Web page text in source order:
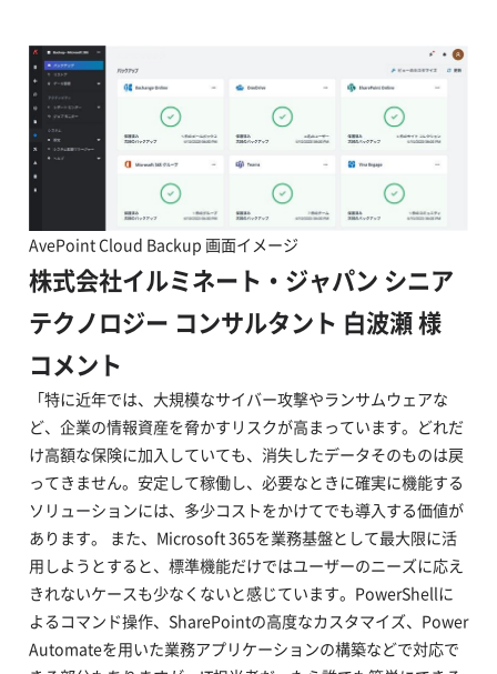
AvePoint Cloud Backup 画面イメージ
株式会社イルミネート・ジャパン シニア
テクノロジー コンサルタント 白波瀬 様
コメント
「特に近年では、大規模なサイバー攻撃やランサムウェアな
ど、企業の情報資産を脅かすリスクが高まっています。どれだ
け高額な保険に加入していても、消失したデータそのものは戻
ってきません。安定して稼働し、必要なときに確実に機能する
ソリューションには、多少コストをかけてでも導入する価値が
あります。 また、Microsoft 365を業務基盤として最大限に活
用しようとすると、標準機能だけではユーザーのニーズに応え
きれないケースも少なくないと感じています。PowerShellに
よるコマンド操作、SharePointの高度なカスタマイズ、Power
Automateを用いた業務アプリケーションの構築などで対応で